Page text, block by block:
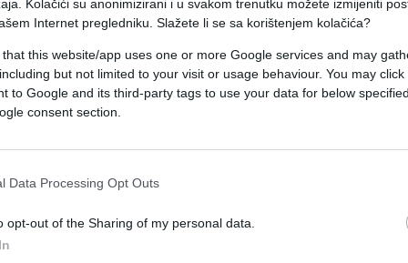
Kolačići su anonimizirani i u svakom trenutku možete izmijeniti
Internet pregledniku. Slažete li se sa korištenjem kolačića?
that this website/app uses one or more Google services and may
but not limited to your visit or usage behaviour. You may
to Google and its third-party tags to use your data for below
consent section.
Data Processing Opt Outs
opt-out of the Sharing of my personal data.
prenijela je Hina.
slobode nad strahom, prava nad silom i
unije, učestvuje u donošenju zajedničkih
kako je naveo, privrženost zajedničkim
u svakodnevnom životu građana Hrvatske kroz